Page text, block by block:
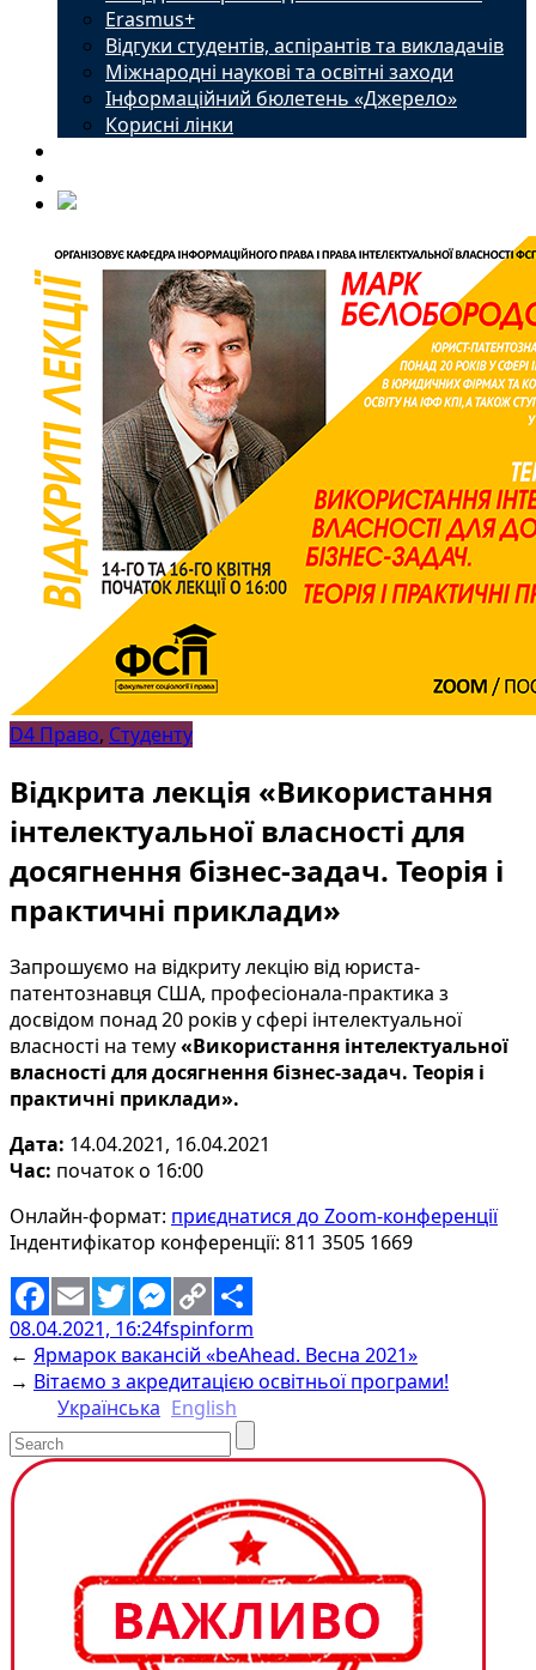
Erasmus+
Відгуки студентів, аспірантів та викладачів
Міжнародні наукові та освітні заходи
Інформаційний бюлетень «Джерело»
Корисні лінки
D4 Право, Студенту
Відкрита лекція «Використання
інтелектуальної власності для
досягнення бізнес-задач. Теорія і
практичні приклади»
Запрошуємо на відкриту лекцію від юриста-
патентознавця США, професіонала-практика з
досвідом понад 20 років у сфері інтелектуальної
власності на тему«Використання інтелектуальної
власності для досягнення бізнес-задач. Теорія і
практичні приклади».
Дата: 14.04.2021, 16.04.2021
Час: початок о 16:00
Онлайн-формат: приєднатися до Zoom-конференції
Індентифікатор конференції: 811 3505 1669
Facebook
EmailTwitterMessenger
Copy
Link
Share
08.04.2021, 16:24fspinform
← Ярмарок вакансій «beAhead. Весна 2021»
→ Вітаємо з акредитацією освітньої програми!
Українська English